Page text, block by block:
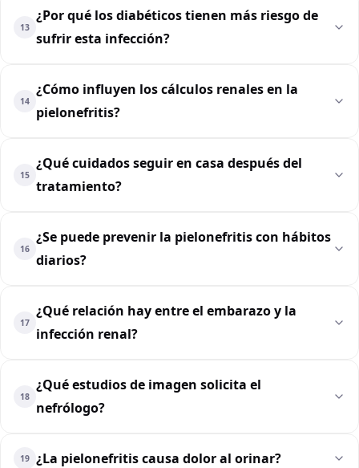
13
¿Por qué los diabéticos tienen más riesgo de
sufrir esta infección?
14
¿Cómo influyen los cálculos renales en la
pielonefritis?
15
¿Qué cuidados seguir en casa después del
tratamiento?
16
¿Se puede prevenir la pielonefritis con hábitos
diarios?
17
¿Qué relación hay entre el embarazo y la
infección renal?
18
¿Qué estudios de imagen solicita el
nefrólogo?
19 ¿La pielonefritis causa dolor al orinar?